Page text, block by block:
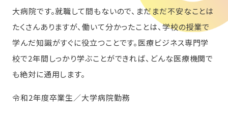
大病院です。就職して間もないので、まだまだ不安なことは
たくさんありますが、働いて分かったことは、学校の授業で
学んだ知識がすぐに役立つことです。医療ビジネス専門学
校で2年間しっかり学ぶことができれば、どんな医療機関で
も絶対に通用します。
令和2年度卒業生／大学病院勤務